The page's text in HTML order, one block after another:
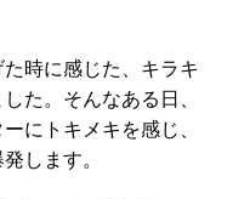
時に感じた、キラキ
た。そんなある日、
にトキメキを感じ、
します。